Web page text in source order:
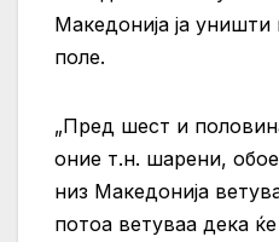
Македонија ја
поле.
„Пред шест и
оние т.н. шарени,
низ Македонија
потоа ветуваа дека